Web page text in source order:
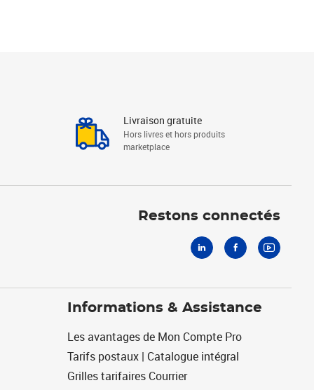
Livraison gratuite
Hors livres et hors produits
marketplace
Restons connectés
Informations & Assistance
Les avantages de Mon Compte Pro
Tarifs postaux | Catalogue intégral
Grilles tarifaires Courrier